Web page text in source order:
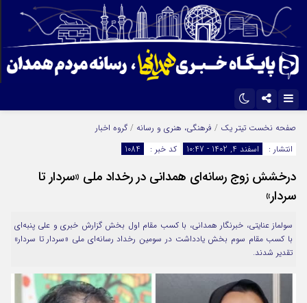
اینستاگرام
تلگرام
ایتا
آپارات
صفحه نخست تیتر یک / فرهنگی، هنری و رسانه / گروه اخبار
انتشار :
اسفند 4, 1402 - 10:47 کد خبر : 1084
درخشش زوج رسانه‌ای همدانی در رخداد ملی «سردار تا
سردار»
سولماز عنایتی، خبرنگار همدانی، با کسب مقام اول بخش گزارش خبری و علی پنبه‌ای
با کسب مقام سوم بخش یادداشت در سومین رخداد رسانه‌ای ملی «سردار تا سردار»
تقدیر شدند.